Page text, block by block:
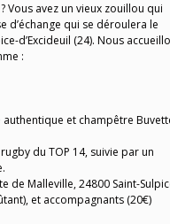
Vous avez un vieux zouillou qui
d’échange qui se déroulera le
d’Excideuil (24). Nous
:
et champêtre
du TOP 14, suivie par un
de Malleville, 24800 Saint-
et accompagnants (20€)